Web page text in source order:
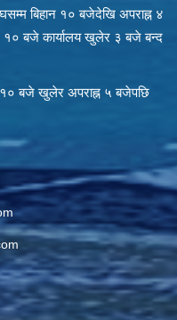
बिहान १० बजेदेखि अपराह्न ४
बजे कार्यालय खुलेर ३ बजे बन्द
१० बजे खुलेर अपराह्न ५ बजेपछि